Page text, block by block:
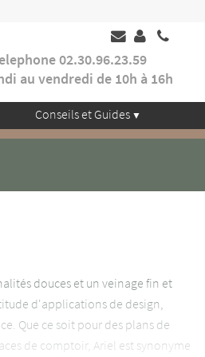
02.30.96.23.59
au vendredi de 10h à 16h
Conseils et Guides
douces et un veinage fin et
d'applications de design,
Que ce soit pour des plans de
de comptoir, Ariel est synonyme